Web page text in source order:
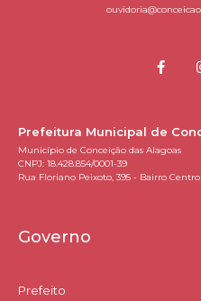
Prefeitura Municipal de
Município de Conceição das Alagoas
CNPJ: 18.428.854/0001-39
Rua Floriano Peixoto, 395 - Bairro Centro
Governo
Prefeito